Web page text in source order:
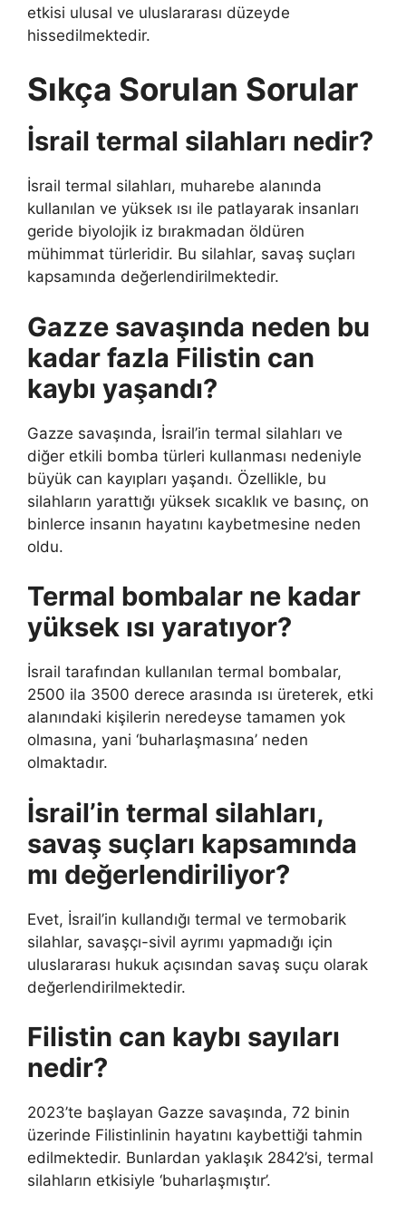
etkisi ulusal ve uluslararası düzeyde
hissedilmektedir.
Sıkça Sorulan Sorular
İsrail termal silahları nedir?
İsrail termal silahları, muharebe alanında
kullanılan ve yüksek ısı ile patlayarak insanları
geride biyolojik iz bırakmadan öldüren
mühimmat türleridir. Bu silahlar, savaş suçları
kapsamında değerlendirilmektedir.
Gazze savaşında neden bu
kadar fazla Filistin can
kaybı yaşandı?
Gazze savaşında, İsrail’in termal silahları ve
diğer etkili bomba türleri kullanması nedeniyle
büyük can kayıpları yaşandı. Özellikle, bu
silahların yarattığı yüksek sıcaklık ve basınç, on
binlerce insanın hayatını kaybetmesine neden
oldu.
Termal bombalar ne kadar
yüksek ısı yaratıyor?
İsrail tarafından kullanılan termal bombalar,
2500 ila 3500 derece arasında ısı üreterek, etki
alanındaki kişilerin neredeyse tamamen yok
olmasına, yani ‘buharlaşmasına’ neden
olmaktadır.
İsrail’in termal silahları,
savaş suçları kapsamında
mı değerlendiriliyor?
Evet, İsrail’in kullandığı termal ve termobarik
silahlar, savaşçı-sivil ayrımı yapmadığı için
uluslararası hukuk açısından savaş suçu olarak
değerlendirilmektedir.
Filistin can kaybı sayıları
nedir?
2023’te başlayan Gazze savaşında, 72 binin
üzerinde Filistinlinin hayatını kaybettiği tahmin
edilmektedir. Bunlardan yaklaşık 2842’si, termal
silahların etkisiyle ‘buharlaşmıştır’.